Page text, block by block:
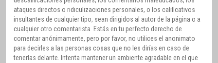
ataques directos o ridiculizaciones personales, o los calificativos
insultantes de cualquier tipo, sean dirigidos al autor de la página o a
cualquier otro comentarista. Estás en tu perfecto derecho de
comentar anónimamente, pero por favor, no utilices el anonimato
para decirles a las personas cosas que no les dirías en caso de
tenerlas delante. Intenta mantener un ambiente agradable en el que